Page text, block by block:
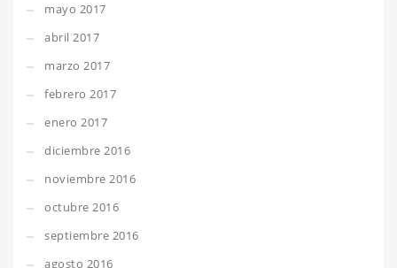
mayo 2017
abril 2017
marzo 2017
febrero 2017
enero 2017
diciembre 2016
noviembre 2016
octubre 2016
septiembre 2016
agosto 2016